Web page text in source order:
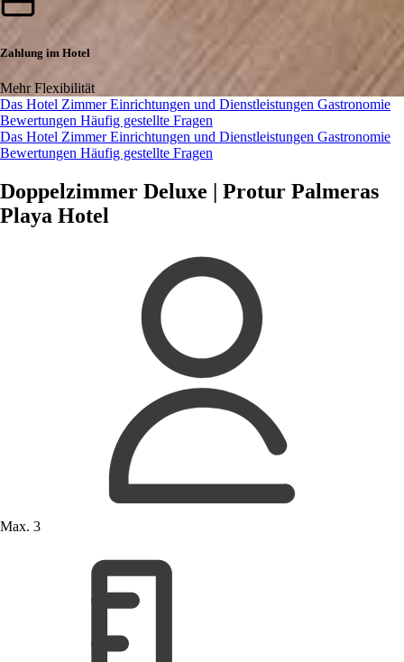
Zahlung im Hotel
Mehr Flexibilität
Das Hotel ZimmerEinrichtungen und Dienstleistungen Gastronomie
Bewertungen Häufig gestellte Fragen
Das Hotel ZimmerEinrichtungen und Dienstleistungen Gastronomie
Bewertungen Häufig gestellte Fragen
Doppelzimmer Deluxe | Protur Palmeras
Playa Hotel
Max. 3